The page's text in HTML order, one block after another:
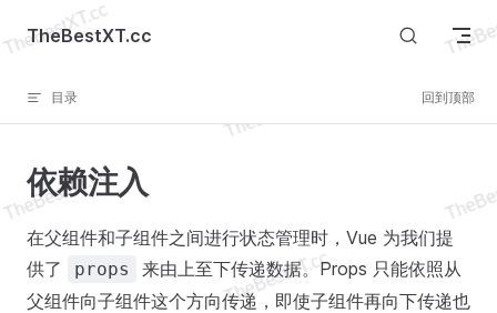
Skip to content
TheBestXT.cc
目录 回到顶部
依赖注入
在父组件和子组件之间进行状态管理时，Vue 为我们提
供了
props
来由上至下传递数据。Props 只能依照从
父组件向子组件这个方向传递，即使子组件再向下传递也